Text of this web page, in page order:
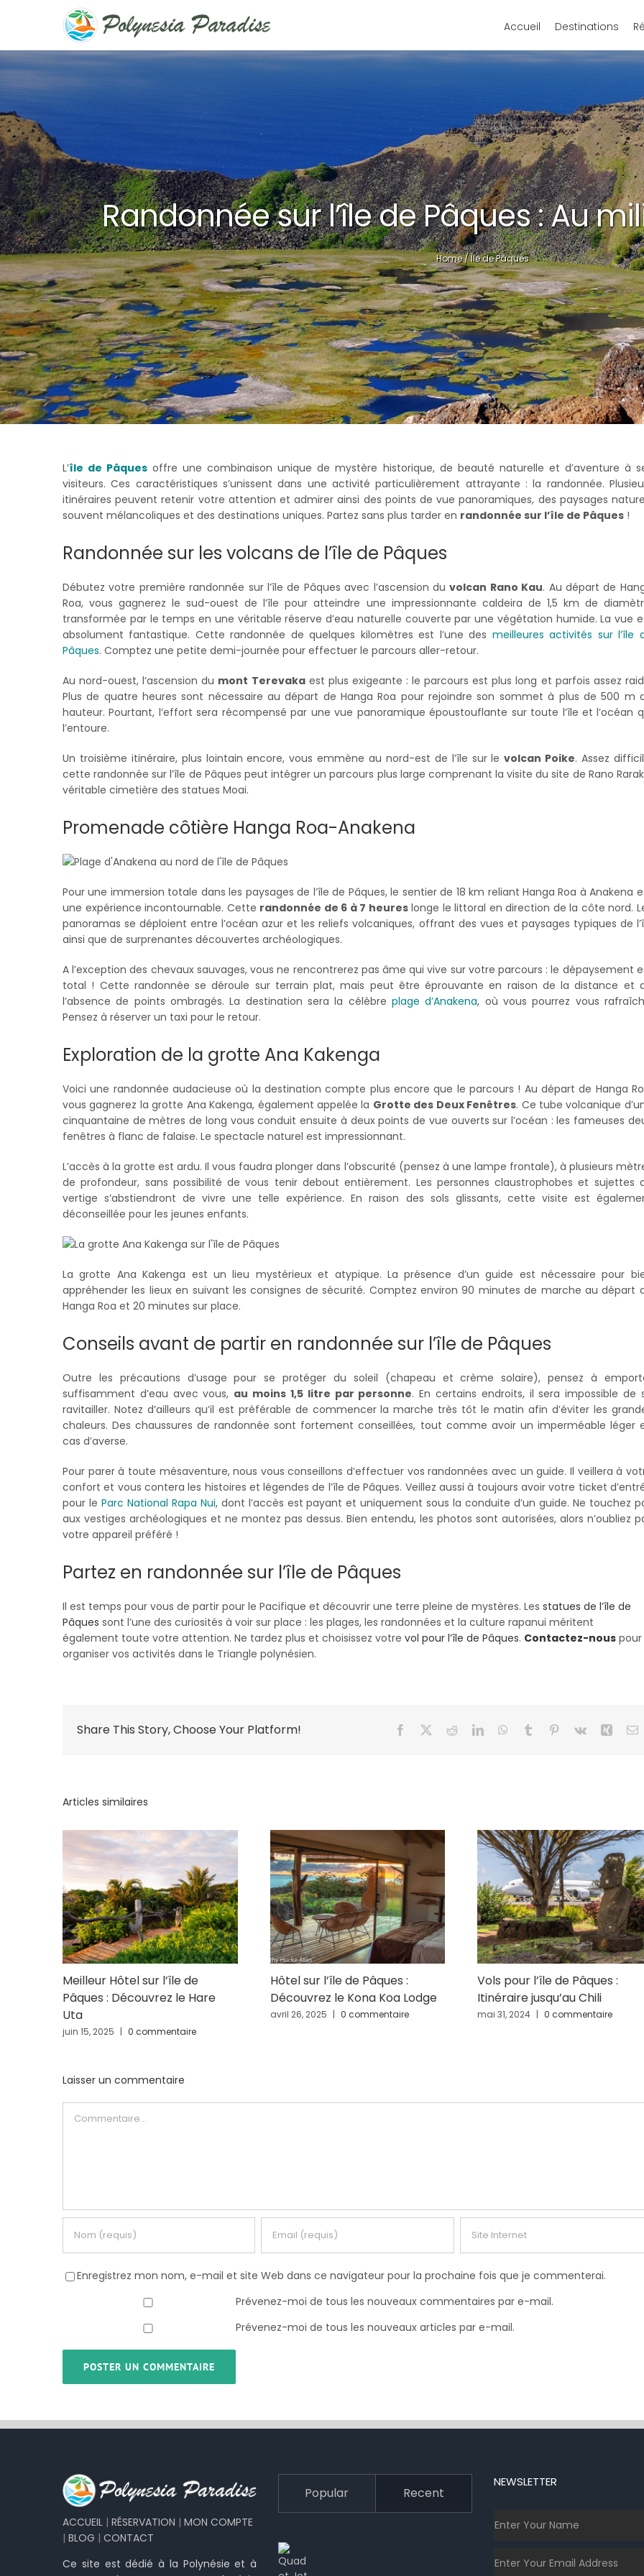
Accueil Destinations
Randonnée sur l’île de Pâques : Au
Home/Île de Pâques
L’île de Pâques offre une combinaison unique de mystère historique, de beauté naturelle et d’aventure à
visiteurs. Ces caractéristiques s’unissent dans une activité particulièrement attrayante : la randonnée.
itinéraires peuvent retenir votre attention et admirer ainsi des points de vue panoramiques, des paysages
souvent mélancoliques et des destinations uniques. Partez sans plus tarder en randonnée sur l’île de Pâques !
Randonnée sur les volcans de l’île de Pâques
Débutez votre première randonnée sur l’île de Pâques avec l’ascension duvolcan Rano Kau. Au départ de
Roa, vous gagnerez le sud-ouest de l’île pour atteindre une impressionnante caldeira de 1,5 km de
transformée par le temps en une véritable réserve d’eau naturelle couverte par une végétation humide. La vue
absolument fantastique. Cette randonnée de quelques kilomètres est l’une des meilleures activités sur l’île
Pâques. Comptez une petite demi-journée pour effectuer le parcours aller-retour.
Au nord-ouest, l’ascension du mont Terevakaest plus exigeante : le parcours est plus long et parfois assez
Plus de quatre heures sont nécessaire au départ de Hanga Roa pour rejoindre son sommet à plus de 500 m
hauteur. Pourtant, l’effort sera récompensé par une vue panoramique époustouflante sur toute l’île et l’océan
l’entoure.
Un troisième itinéraire, plus lointain encore, vous emmène au nord-est de l’île sur levolcan Poike. Assez
cette randonnée sur l’île de Pâques peut intégrer un parcours plus large comprenant la visite du site de Rano
véritable cimetière des statues Moai.
Promenade côtière Hanga Roa-Anakena
Pour une immersion totale dans les paysages de l’île de Pâques, le sentier de 18 km reliant Hanga Roa à Anakena
une expérience incontournable. Cette randonnée de 6 à 7 heureslonge le littoral en direction de la côte nord.
panoramas se déploient entre l’océan azur et les reliefs volcaniques, offrant des vues et paysages typiques de
ainsi que de surprenantes découvertes archéologiques.
A l’exception des chevaux sauvages, vous ne rencontrerez pas âme qui vive sur votre parcours : le dépaysement
total ! Cette randonnée se déroule sur terrain plat, mais peut être éprouvante en raison de la distance et
l’absence de points ombragés. La destination sera la célèbre plage d’Anakena, où vous pourrez vous
Pensez à réserver un taxi pour le retour.
Exploration de la grotte Ana Kakenga
Voici une randonnée audacieuse où la destination compte plus encore que le parcours ! Au départ de Hanga
vous gagnerez la grotte Ana Kakenga, également appelée la Grotte des Deux Fenêtres. Ce tube volcanique
cinquantaine de mètres de long vous conduit ensuite à deux points de vue ouverts sur l’océan : les fameuses
fenêtres à flanc de falaise. Le spectacle naturel est impressionnant.
L’accès à la grotte est ardu. Il vous faudra plonger dans l’obscurité (pensez à une lampe frontale), à plusieurs
de profondeur, sans possibilité de vous tenir debout entièrement. Les personnes claustrophobes et sujettes
vertige s’abstiendront de vivre une telle expérience. En raison des sols glissants, cette visite est
déconseillée pour les jeunes enfants.
La grotte Ana Kakenga est un lieu mystérieux et atypique. La présence d’un guide est nécessaire pour
appréhender les lieux en suivant les consignes de sécurité. Comptez environ 90 minutes de marche au départ
Hanga Roa et 20 minutes sur place.
Conseils avant de partir en randonnée sur l’île de Pâques
Outre les précautions d’usage pour se protéger du soleil (chapeau et crème solaire), pensez à
suffisamment d’eau avec vous, au moins 1,5 litre par personne. En certains endroits, il sera impossible de
ravitailler. Notez d’ailleurs qu’il est préférable de commencer la marche très tôt le matin afin d’éviter les
chaleurs. Des chaussures de randonnée sont fortement conseillées, tout comme avoir un imperméable léger
cas d’averse.
Pour parer à toute mésaventure, nous vous conseillons d’effectuer vos randonnées avec un guide. Il veillera à
confort et vous contera les histoires et légendes de l’île de Pâques. Veillez aussi à toujours avoir votre ticket
pour le Parc National Rapa Nui, dont l’accès est payant et uniquement sous la conduite d’un guide. Ne touchez
aux vestiges archéologiques et ne montez pas dessus. Bien entendu, les photos sont autorisées, alors n’oubliez
votre appareil préféré !
Partez en randonnée sur l’île de Pâques
Il est temps pour vous de partir pour le Pacifique et découvrir une terre pleine de mystères. Les statues de l’île de
Pâques sont l’une des curiosités à voir sur place : les plages, les randonnées et la culture rapanui méritent
également toute votre attention. Ne tardez plus et choisissez votre vol pour l’île de Pâques. Contactez-nous pour
organiser vos activités dans le Triangle polynésien.
Share This Story, Choose Your Platform! Facebook RedditLinkedInWhatsApp
Tumblr Pinterest
Vk Xing
Articles similaires
Meilleur Hôtel sur l’île de
Pâques : Découvrez le Hare
Uta
juin 15, 2025 | 0 commentaire
Hôtel sur l’île de Pâques :
Découvrez le Kona Koa Lodge
avril 26, 2025 | 0 commentaire
Vols pour l’île de Pâques :
Itinéraire jusqu’au Chili
mai 31, 2024 | 0 commentaire
Laisser un commentaire
Enregistrez mon nom, e-mail et site Web dans ce navigateur pour la prochaine fois que je commenterai.
Prévenez-moi de tous les nouveaux commentaires par e-mail.
Prévenez-moi de tous les nouveaux articles par e-mail.
ACCUEIL | RÉSERVATION | MON COMPTE
| BLOG | CONTACT
Ce site est dédié à la Polynésie et à
Popular Recent
NEWSLETTER